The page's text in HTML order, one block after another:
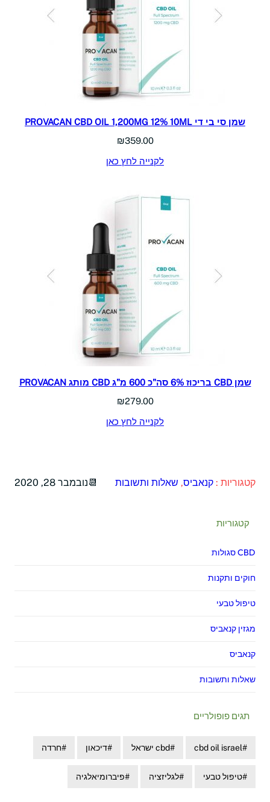
שמן סי בי די PROVACAN CBD OIL 1,200MG 12% 10ML
₪359.00
לקנייה לחץ כאן
שמן CBD בריכוז 6% סה"כ 600 מ"ג CBD מותג PROVACAN
₪279.00
לקנייה לחץ כאן
קטגוריות : קנאביס, שאלות ותשובות נובמבר 28, 2020
קטגוריות
CBD סגולות
חוקים ותקנות
טיפול טבעי
מגזין קנאביס
קנאביס
שאלות ותשובות
תגים פופולריים
cbd oil israel cbd ישראל דיכאון חרדה
טיפול טבעי לגליזציה פיברומיאלגיה